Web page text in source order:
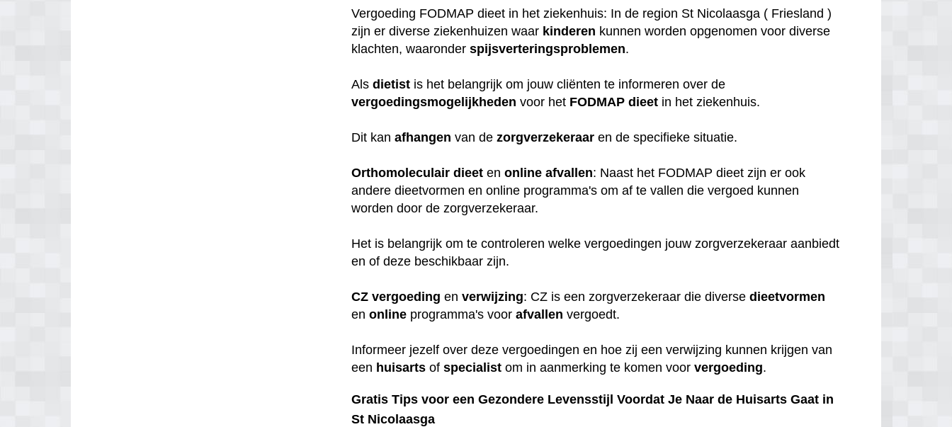
Vergoeding FODMAP dieet in het ziekenhuis: In de region St Nicolaasga ( Friesland )
zijn er diverse ziekenhuizen waar kinderen kunnen worden opgenomen voor diverse
klachten, waaronderspijsverteringsproblemen.
Alsdietist is het belangrijk om jouw cliënten te informeren over de
vergoedingsmogelijkheden voor het FODMAP dieet in het ziekenhuis.
Dit kanafhangen van dezorgverzekeraar en de specifieke situatie.
Orthomoleculair dieet enonline afvallen: Naast het FODMAP dieet zijn er ook
andere dieetvormen en online programma's om af te vallen die vergoed kunnen
worden door de zorgverzekeraar.
Het is belangrijk om te controleren welke vergoedingen jouw zorgverzekeraar aanbiedt
en of deze beschikbaar zijn.
CZ vergoeding enverwijzing: CZ is een zorgverzekeraar die diversedieetvormen
enonline programma's voorafvallen vergoedt.
Informeer jezelf over deze vergoedingen en hoe zij een verwijzing kunnen krijgen van
een huisarts ofspecialist om in aanmerking te komen voorvergoeding.
Gratis Tips voor een Gezondere Levensstijl Voordat Je Naar de Huisarts Gaat in
St Nicolaasga